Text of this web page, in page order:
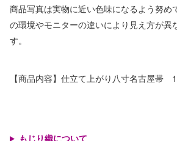
商品写真は実物に近い色味になるよう努め
の環境やモニターの違いにより見え方が異
す。
【商品内容】仕立て上がり八寸名古屋帯
もじり織について